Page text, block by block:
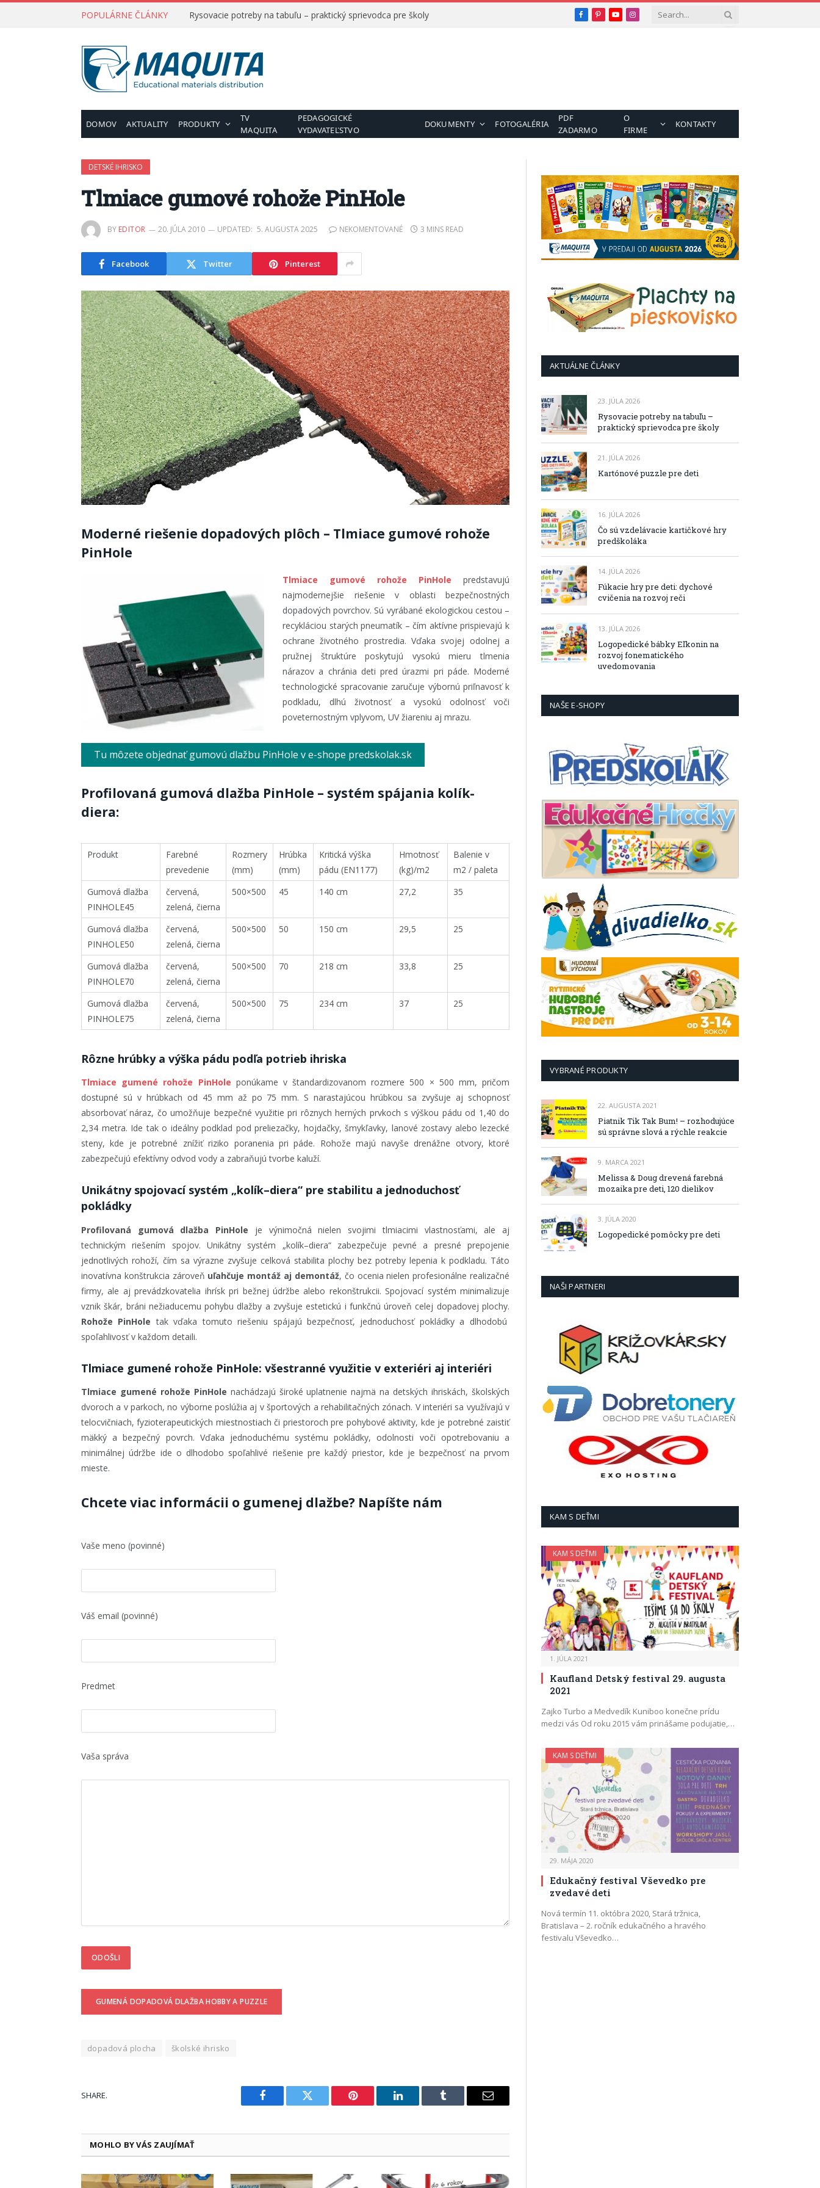
POPULÁRNE ČLÁNKY Rysovacie potreby na tabuľu – praktický sprievodca pre školy Facebook
Pinterest
YouTubeInstagram
DOMOV AKTUALITY PRODUKTY
TV
MAQUITA
PEDAGOGICKÉ
VYDAVATEĽSTVO
DOKUMENTY FOTOGALÉRIA
PDF
ZADARMO
O
FIRME
KONTAKTY
DETSKÉ IHRISKO
Tlmiace gumové rohože PinHole
BY EDITOR 20. JÚLA 2010 UPDATED: 5. AUGUSTA 2025 NEKOMENTOVANÉ 3 MINS READ
Facebook Twitter Pinterest
Moderné riešenie dopadových plôch – Tlmiace gumové rohože
PinHole
Tlmiace gumové rohože PinHole predstavujú
najmodernejšie riešenie v oblasti bezpečnostných
dopadových povrchov. Sú vyrábané ekologickou cestou –
recykláciou starých pneumatík – čím aktívne prispievajú k
ochrane životného prostredia. Vďaka svojej odolnej a
pružnej štruktúre poskytujú vysokú mieru tlmenia
nárazov a chránia deti pred úrazmi pri páde. Moderné
technologické spracovanie zaručuje výbornú priľnavosť k
podkladu, dlhú životnosť a vysokú odolnosť voči
poveternostným vplyvom, UV žiareniu aj mrazu.
Tu môzete objednať gumovú dlažbu PinHole v e-shope predskolak.sk
Profilovaná gumová dlažba PinHole – systém spájania kolík-
diera:
Produkt
Farebné
prevedenie
Rozmery
(mm)
Hrúbka
(mm)
Kritická výška
pádu (EN1177)
Hmotnosť
(kg)/m2
Balenie v
m2 / paleta
Gumová dlažba
PINHOLE45
červená,
zelená, čierna
500×500 45 140 cm 27,2 35
Gumová dlažba
PINHOLE50
červená,
zelená, čierna
500×500 50 150 cm 29,5 25
Gumová dlažba
PINHOLE70
červená,
zelená, čierna
500×500 70 218 cm 33,8 25
Gumová dlažba
PINHOLE75
červená,
zelená, čierna
500×500 75 234 cm 37 25
Rôzne hrúbky a výška pádu podľa potrieb ihriska
Tlmiace gumené rohože PinHole ponúkame v štandardizovanom rozmere 500 × 500 mm, pričom
dostupné sú v hrúbkach od 45 mm až po 75 mm. S narastajúcou hrúbkou sa zvyšuje aj schopnosť
absorbovať náraz, čo umožňuje bezpečné využitie pri rôznych herných prvkoch s výškou pádu od 1,40 do
2,34 metra. Ide tak o ideálny podklad pod preliezačky, hojdačky, šmykľavky, lanové zostavy alebo lezecké
steny, kde je potrebné znížiť riziko poranenia pri páde. Rohože majú navyše drenážne otvory, ktoré
zabezpečujú efektívny odvod vody a zabraňujú tvorbe kaluží.
Unikátny spojovací systém „kolík–diera“ pre stabilitu a jednoduchosť
pokládky
Profilovaná gumová dlažba PinHole je výnimočná nielen svojimi tlmiacimi vlastnosťami, ale aj
technickým riešením spojov. Unikátny systém „kolík–diera“ zabezpečuje pevné a presné prepojenie
jednotlivých rohoží, čím sa výrazne zvyšuje celková stabilita plochy bez potreby lepenia k podkladu. Táto
inovatívna konštrukcia zároveň uľahčuje montáž aj demontáž, čo ocenia nielen profesionálne realizačné
firmy, ale aj prevádzkovatelia ihrísk pri bežnej údržbe alebo rekonštrukcii. Spojovací systém minimalizuje
vznik škár, bráni nežiaducemu pohybu dlažby a zvyšuje estetickú i funkčnú úroveň celej dopadovej plochy.
Rohože PinHole tak vďaka tomuto riešeniu spájajú bezpečnosť, jednoduchosť pokládky a dlhodobú
spoľahlivosť v každom detaili.
Tlmiace gumené rohože PinHole: všestranné využitie v exteriéri aj interiéri
Tlmiace gumené rohože PinHole nachádzajú široké uplatnenie najmä na detských ihriskách, školských
dvoroch a v parkoch, no výborne poslúžia aj v športových a rehabilitačných zónach. V interiéri sa využívajú v
telocvičniach, fyzioterapeutických miestnostiach či priestoroch pre pohybové aktivity, kde je potrebné zaistiť
mäkký a bezpečný povrch. Vďaka jednoduchému systému pokládky, odolnosti voči opotrebovaniu a
minimálnej údržbe ide o dlhodobo spoľahlivé riešenie pre každý priestor, kde je bezpečnosť na prvom
mieste.
Chcete viac informácii o gumenej dlažbe? Napíšte nám
Vaše meno (povinné)
Váš email (povinné)
Predmet
Vaša správa
GUMENÁ DOPADOVÁ DLAŽBA HOBBY A PUZZLE
dopadová plocha školské ihrisko
SHARE.
Facebook Twitter Pinterest LinkedIn Tumblr Email
MOHLO BY VÁS ZAUJÍMAŤ
AKTUÁLNE ČLÁNKY
23. JÚLA 2026
Rysovacie potreby na tabuľu –
praktický sprievodca pre školy
21. JÚLA 2026
Kartónové puzzle pre deti
16. JÚLA 2026
Čo sú vzdelávacie kartičkové hry
predškoláka
14. JÚLA 2026
Fúkacie hry pre deti: dychové
cvičenia na rozvoj reči
13. JÚLA 2026
Logopedické bábky Eľkonin na
rozvoj fonematického
uvedomovania
NAŠE E-SHOPY
VYBRANÉ PRODUKTY
22. AUGUSTA 2021
Piatnik Tik Tak Bum! – rozhodujúce
sú správne slová a rýchle reakcie
9. MARCA 2021
Melissa & Doug drevená farebná
mozaika pre deti, 120 dielikov
3. JÚLA 2020
Logopedické pomôcky pre deti
NAŠI PARTNERI
KAM S DEŤMI
KAM S DEŤMI
1. JÚLA 2021
Kaufland Detský festival 29. augusta
2021
Zajko Turbo a Medvedík Kuniboo konečne prídu
medzi vás Od roku 2015 vám prinášame podujatie,…
KAM S DEŤMI
29. MÁJA 2020
Edukačný festival Vševedko pre
zvedavé deti
Nová termín 11. októbra 2020, Stará tržnica,
Bratislava – 2. ročník edukačného a hravého
festivalu Vševedko…